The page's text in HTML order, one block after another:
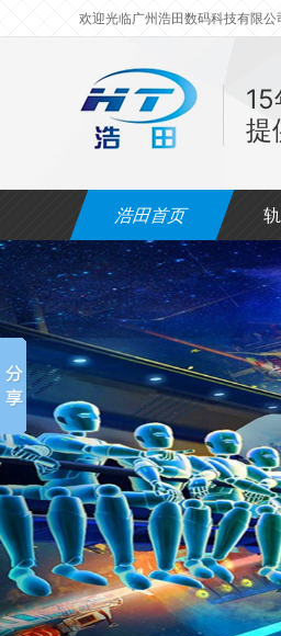
欢迎光临广州浩田数码科技有限公
提
浩田首页